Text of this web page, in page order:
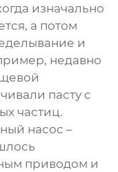
изначально
а потом
и
недавно
пасту с
частиц.
насос –
приводом и